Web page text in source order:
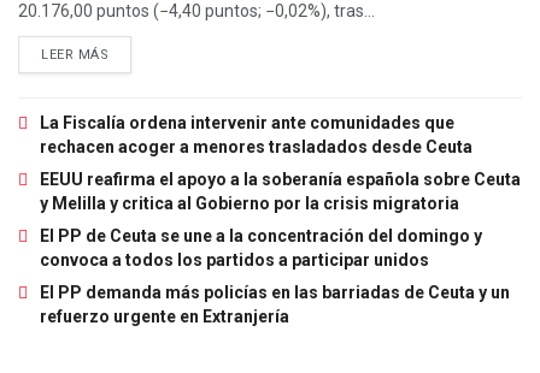
20.176,00 puntos (−4,40 puntos; −0,02%), tras...
LEER MÁS
La Fiscalía ordena intervenir ante comunidades que
rechacen acoger a menores trasladados desde Ceuta
EEUU reafirma el apoyo a la soberanía española sobre Ceuta
y Melilla y critica al Gobierno por la crisis migratoria
El PP de Ceuta se une a la concentración del domingo y
convoca a todos los partidos a participar unidos
El PP demanda más policías en las barriadas de Ceuta y un
refuerzo urgente en Extranjería